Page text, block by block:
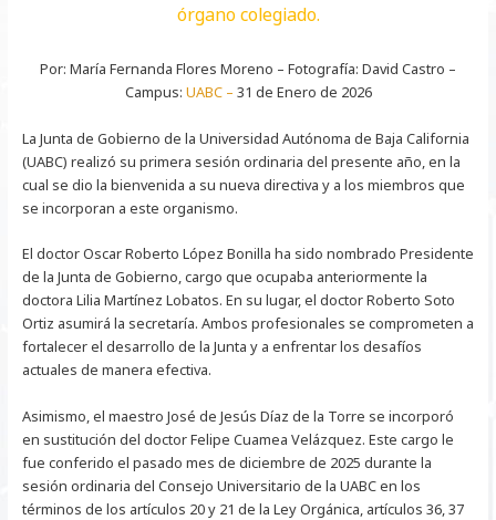
órgano colegiado.
Por: María Fernanda Flores Moreno – Fotografía: David Castro –
Campus: UABC – 31 de Enero de 2026
La Junta de Gobierno de la Universidad Autónoma de Baja California
(UABC) realizó su primera sesión ordinaria del presente año, en la
cual se dio la bienvenida a su nueva directiva y a los miembros que
se incorporan a este organismo.
El doctor Oscar Roberto López Bonilla ha sido nombrado Presidente
de la Junta de Gobierno, cargo que ocupaba anteriormente la
doctora Lilia Martínez Lobatos. En su lugar, el doctor Roberto Soto
Ortiz asumirá la secretaría. Ambos profesionales se comprometen a
fortalecer el desarrollo de la Junta y a enfrentar los desafíos
actuales de manera efectiva.
Asimismo, el maestro José de Jesús Díaz de la Torre se incorporó
en sustitución del doctor Felipe Cuamea Velázquez. Este cargo le
fue conferido el pasado mes de diciembre de 2025 durante la
sesión ordinaria del Consejo Universitario de la UABC en los
términos de los artículos 20 y 21 de la Ley Orgánica, artículos 36, 37